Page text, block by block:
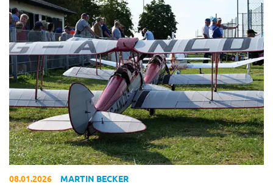
08.01.2026 MARTIN BECKER